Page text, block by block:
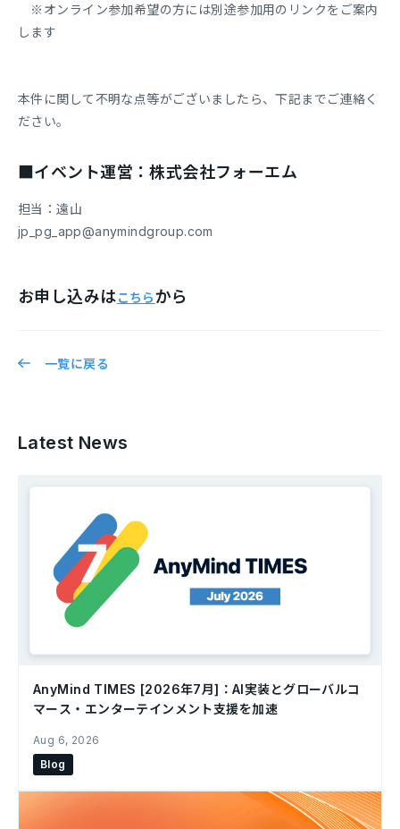
※オンライン参加希望の方には別途参加用のリンクをご案内
します
本件に関して不明な点等がございましたら、下記までご連絡く
ださい。
■イベント運営：株式会社フォーエム
担当：遠山
jp_pg_app@anymindgroup.com
お申し込みはこちらから
一覧に戻る
Latest News
AnyMind TIMES [2026年7月]：AI実装とグローバルコ
マース・エンターテインメント支援を加速
Aug 6, 2026
Blog